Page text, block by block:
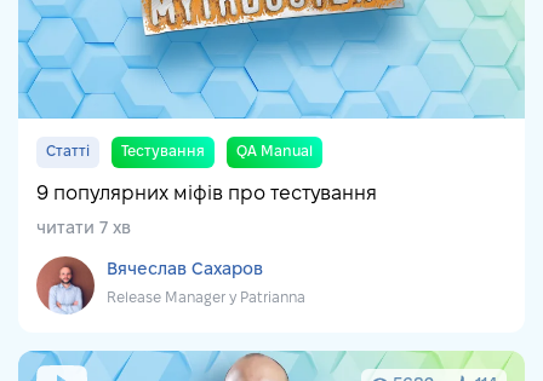
Статті Тестування QA Manual
9 популярних міфів про тестування
читати 7 хв
Вячеслав Сахаров
Release Manager у Patrianna